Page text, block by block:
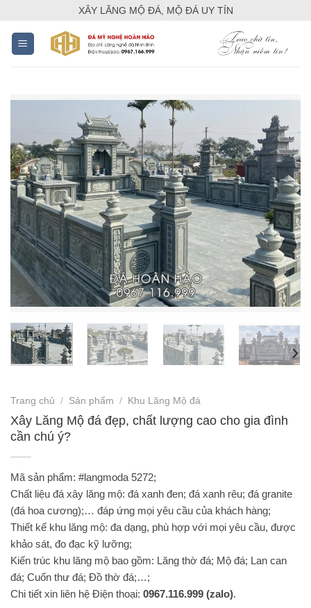
content
XÂY LĂNG MỘ ĐÁ, MỘ ĐÁ UY TÍN
Trang chủ / Sản phẩm / Khu Lăng Mộ đá
Xây Lăng Mộ đá đẹp, chất lượng cao cho gia đình
cần chú ý?
Mã sản phẩm: #langmoda 5272;
Chất liệu đá xây lăng mộ: đá xanh đen; đá xanh rêu; đá granite
(đá hoa cương);… đáp ứng mọi yêu cầu của khách hàng;
Thiết kế khu lăng mộ: đa dạng, phù hợp với mọi yêu cầu, được
khảo sát, đo đạc kỹ lưỡng;
Kiến trúc khu lăng mộ bao gồm: Lăng thờ đá; Mộ đá; Lan can
đá; Cuốn thư đá; Đồ thờ đá;…;
Chi tiết xin liên hệ Điện thoại: 0967.116.999 (zalo).